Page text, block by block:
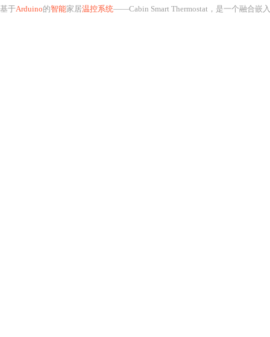
基于Arduino的智能家居温控系统——Cabin Smart Thermostat，是一个融合嵌入式系统开发、传感器技